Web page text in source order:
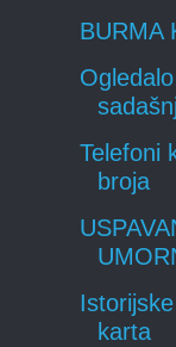
BURMA
Telefoni
broja
karta